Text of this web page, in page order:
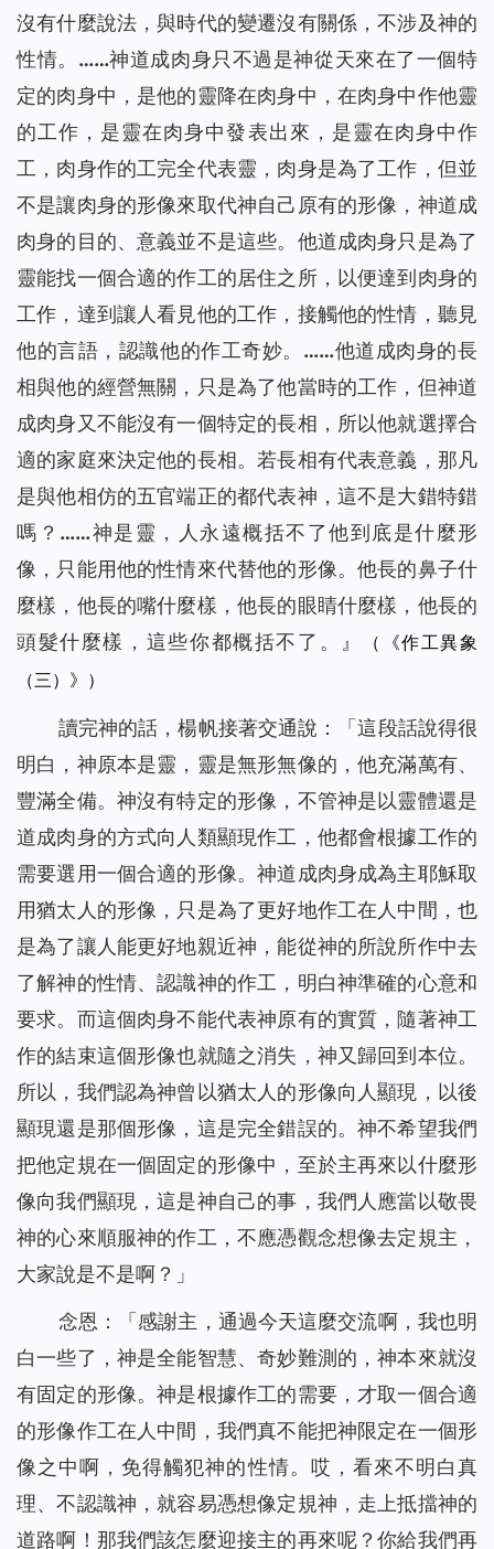
沒有什麼說法，與時代的變遷沒有關係，不涉及神的
性情。……神道成肉身只不過是神從天來在了一個特
定的肉身中，是他的靈降在肉身中，在肉身中作他靈
的工作，是靈在肉身中發表出來，是靈在肉身中作
工，肉身作的工完全代表靈，肉身是為了工作，但並
不是讓肉身的形像來取代神自己原有的形像，神道成
肉身的目的、意義並不是這些。他道成肉身只是為了
靈能找一個合適的作工的居住之所，以便達到肉身的
工作，達到讓人看見他的工作，接觸他的性情，聽見
他的言語，認識他的作工奇妙。……他道成肉身的長
相與他的經營無關，只是為了他當時的工作，但神道
成肉身又不能沒有一個特定的長相，所以他就選擇合
適的家庭來決定他的長相。若長相有代表意義，那凡
是與他相仿的五官端正的都代表神，這不是大錯特錯
嗎？……神是靈，人永遠概括不了他到底是什麼形
像，只能用他的性情來代替他的形像。他長的鼻子什
麼樣，他長的嘴什麼樣，他長的眼睛什麼樣，他長的
頭髮什麼樣，這些你都概括不了。
』
（《作工異象
（三）》）
讀完神的話，楊帆接著交通說：「這段話說得很
明白，神原本是靈，靈是無形無像的，他充滿萬有、
豐滿全備。神沒有特定的形像，不管神是以靈體還是
道成肉身的方式向人類顯現作工，他都會根據工作的
需要選用一個合適的形像。神道成肉身成為主耶穌取
用猶太人的形像，只是為了更好地作工在人中間，也
是為了讓人能更好地親近神，能從神的所說所作中去
了解神的性情、認識神的作工，明白神準確的心意和
要求。而這個肉身不能代表神原有的實質，隨著神工
作的結束這個形像也就隨之消失，神又歸回到本位。
所以，我們認為神曾以猶太人的形像向人顯現，以後
顯現還是那個形像，這是完全錯誤的。神不希望我們
把他定規在一個固定的形像中，至於主再來以什麼形
像向我們顯現，這是神自己的事，我們人應當以敬畏
神的心來順服神的作工，不應憑觀念想像去定規主，
大家說是不是啊？」
念恩：「感謝主，通過今天這麼交流啊，我也明
白一些了，神是全能智慧、奇妙難測的，神本來就沒
有固定的形像。神是根據作工的需要，才取一個合適
的形像作工在人中間，我們真不能把神限定在一個形
像之中啊，免得觸犯神的性情。哎，看來不明白真
理、不認識神，就容易憑想像定規神，走上抵擋神的
道路啊！那我們該怎麼迎接主的再來呢？你給我們再